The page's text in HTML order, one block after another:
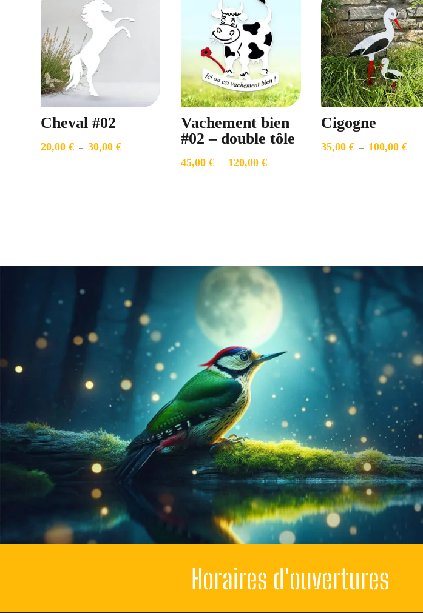
Cheval #02
20,00€ – 30,00€Plage
Vachement bien
#02 – double tôle
45,00€ – 120,00€Plage
Cigogne
35,00€ – 100,00€Plage
Horaires d'ouvertures